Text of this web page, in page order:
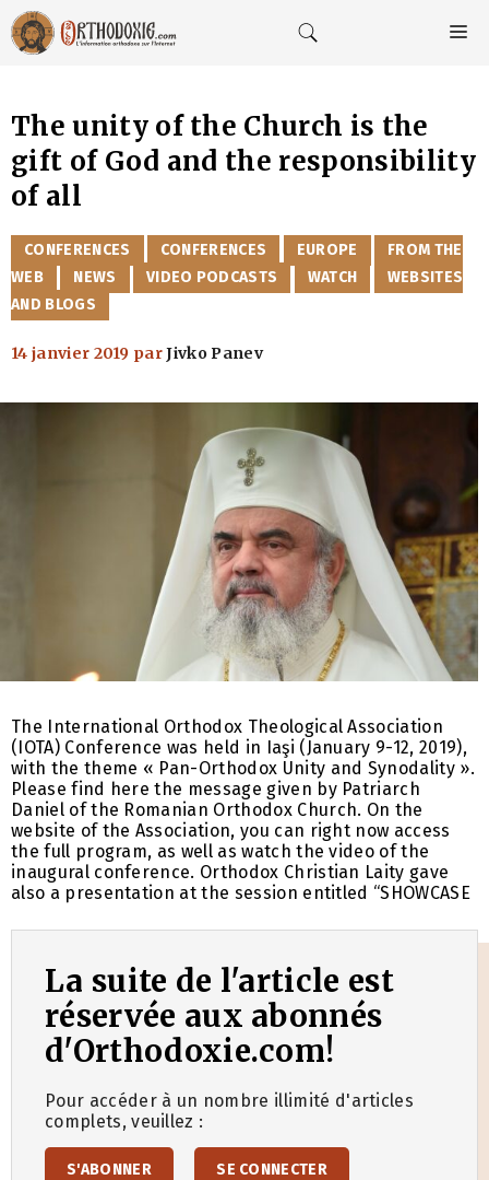
Aller
au
contenu
The unity of the Church is the
gift of God and the responsibility
of all
CATÉGORIES
CONFERENCES CONFERENCES EUROPE
FROM THE
WEB
NEWS VIDEO PODCASTS WATCH
WEBSITES
AND BLOGS
14 janvier 2019 parJivko Panev
The International Orthodox Theological Association
(IOTA) Conference was held in Iaşi (January 9-12, 2019),
with the theme « Pan-Orthodox Unity and Synodality ».
Please find here the message given by Patriarch
Daniel of the Romanian Orthodox Church. On the
website of the Association, you can right now access
the full program, as well as watch the video of the
inaugural conference. Orthodox Christian Laity gave
also a presentation at the session entitled “SHOWCASE
La suite de l'article est
réservée aux abonnés
d'Orthodoxie.com!
Pour accéder à un nombre illimité d'articles
complets, veuillez :
S'ABONNER SE CONNECTER